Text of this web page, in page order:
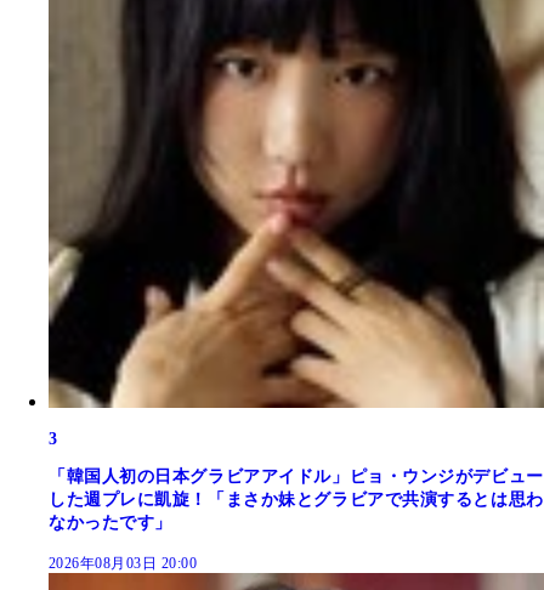
3
「韓国人初の日本グラビアアイドル」ピョ・ウンジがデビュー
した週プレに凱旋！「まさか妹とグラビアで共演するとは思わ
なかったです」
2026年08月03日 20:00